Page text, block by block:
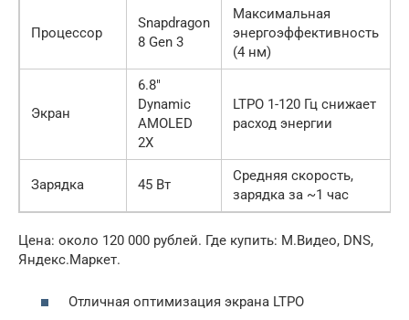
Процессор
Snapdragon
8 Gen 3
Максимальная
энергоэффективность
(4 нм)
Экран
6.8″
Dynamic
AMOLED
2X
LTPO 1-120 Гц снижает
расход энергии
Зарядка 45 Вт
Средняя скорость,
зарядка за ~1 час
Цена: около 120 000 рублей. Где купить: М.Видео, DNS,
Яндекс.Маркет.
Отличная оптимизация экрана LTPO